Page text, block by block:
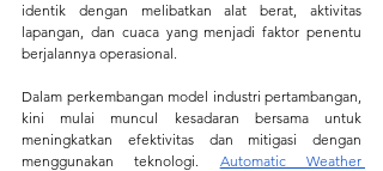
identik dengan melibatkan alat berat, aktivitas
lapangan, dan cuaca yang menjadi faktor penentu
berjalannya operasional.
Dalam perkembangan model industri pertambangan,
kini mulai muncul kesadaran bersama untuk
meningkatkan efektivitas dan mitigasi dengan
menggunakan teknologi. Automatic Weather